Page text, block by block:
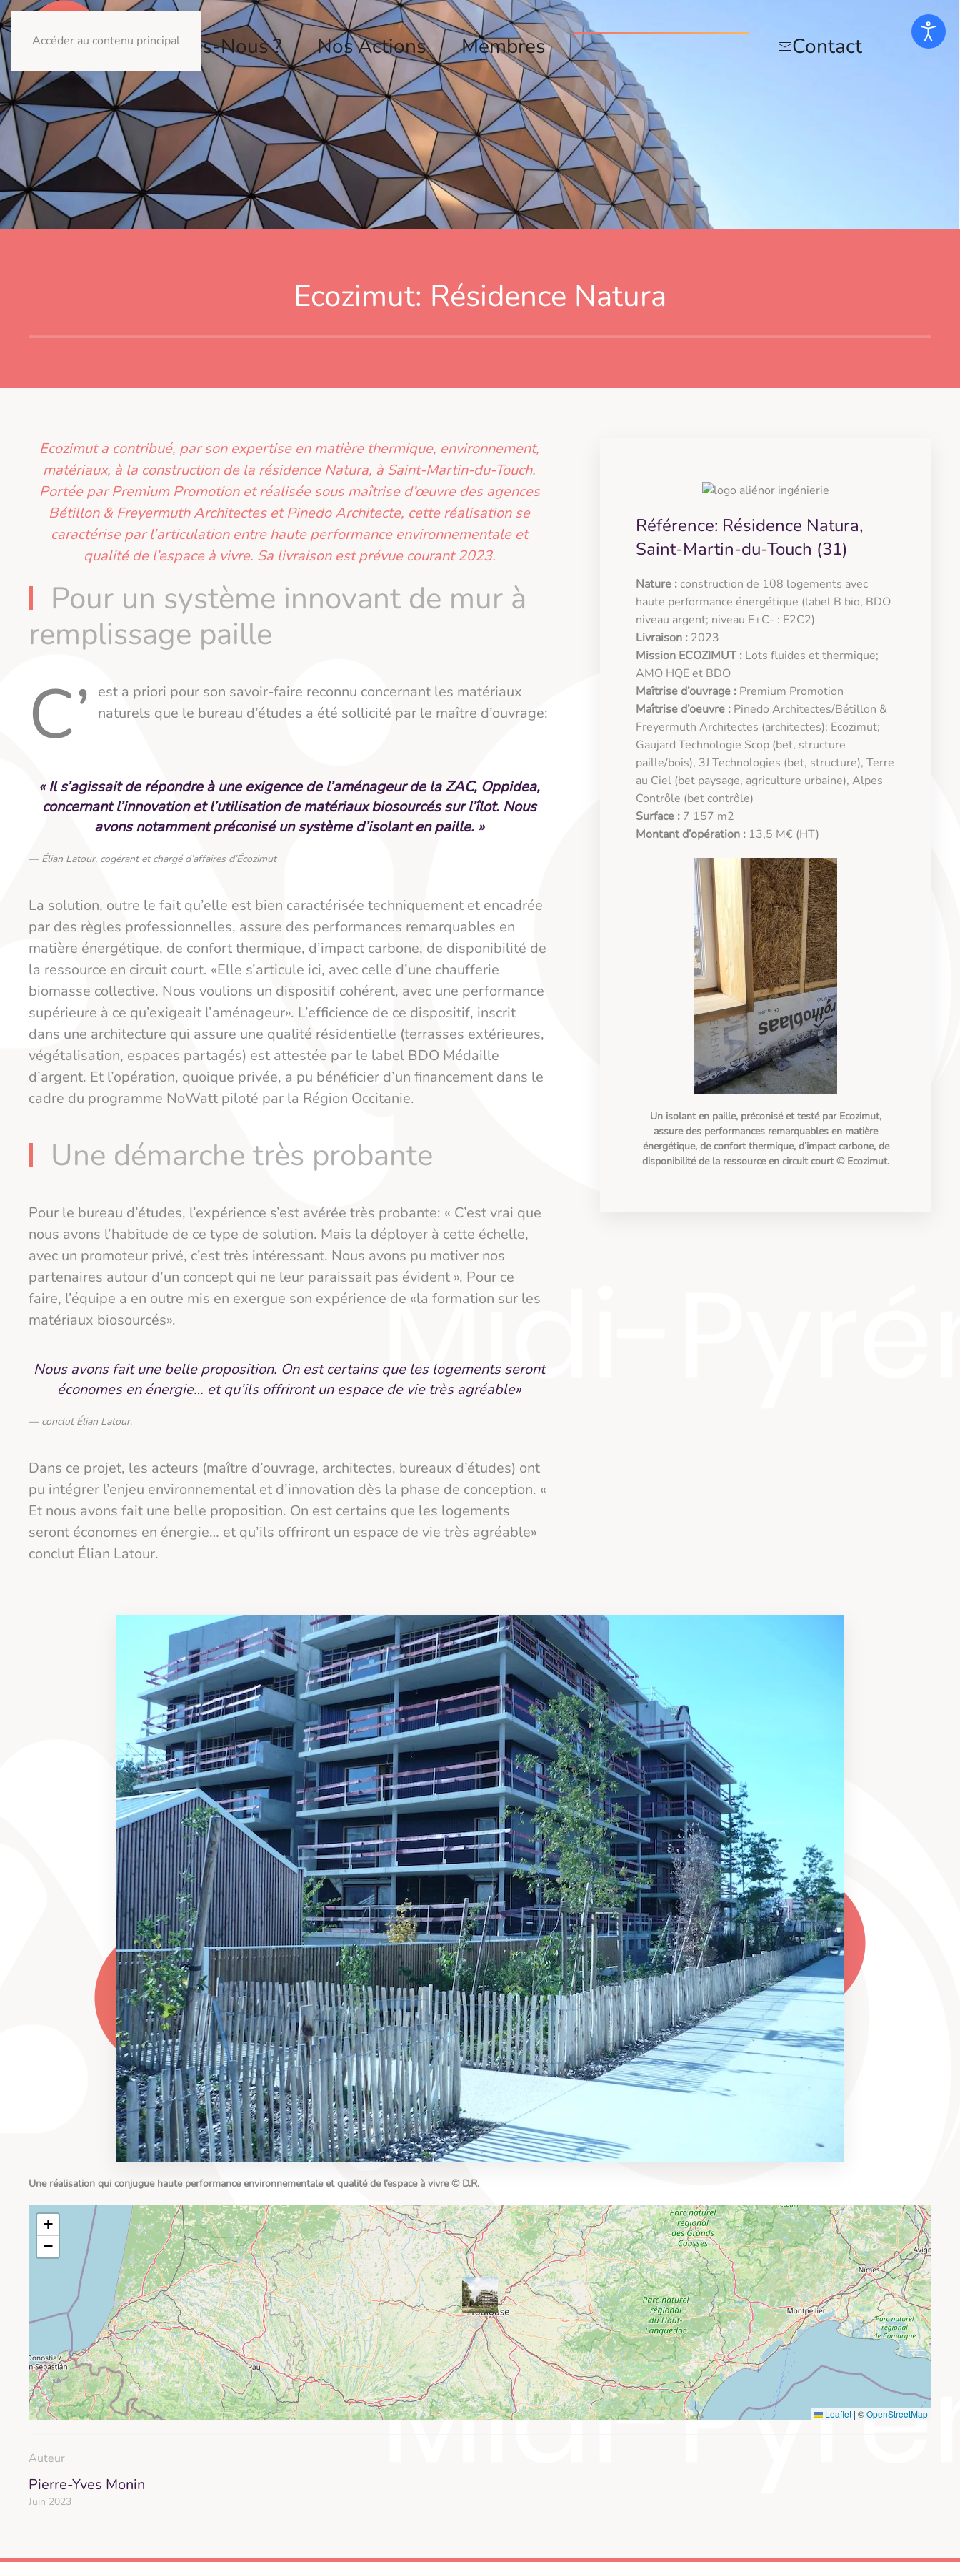
Accéder au contenu principal
Qui Sommes-Nous ? Nos Actions Membres Espace Adhérents Contact
Ecozimut: Résidence Natura
Ecozimut a contribué, par son expertise en matière thermique, environnement,
matériaux, à la construction de la résidence Natura, à Saint-Martin-du-Touch.
Portée par Premium Promotion et réalisée sous maîtrise d’œuvre des agences
Bétillon & Freyermuth Architectes et Pinedo Architecte, cette réalisation se
caractérise par l’articulation entre haute performance environnementale et
qualité de l’espace à vivre. Sa livraison est prévue courant 2023.
Pour un système innovant de mur à
remplissage paille
C’ est a priori pour son savoir-faire reconnu concernant les matériaux
naturels que le bureau d’études a été sollicité par le maître d’ouvrage:
« Il s’agissait de répondre à une exigence de l’aménageur de la ZAC, Oppidea,
concernant l’innovation et l’utilisation de matériaux biosourcés sur l’îlot. Nous
avons notamment préconisé un système d’isolant en paille. »
Élian Latour, cogérant et chargé d’affaires d’Écozimut
La solution, outre le fait qu’elle est bien caractérisée techniquement et encadrée
par des règles professionnelles, assure des performances remarquables en
matière énergétique, de confort thermique, d’impact carbone, de disponibilité de
la ressource en circuit court. «Elle s’articule ici, avec celle d’une chaufferie
biomasse collective. Nous voulions un dispositif cohérent, avec une performance
supérieure à ce qu’exigeait l’aménageur». L’efficience de ce dispositif, inscrit
dans une architecture qui assure une qualité résidentielle (terrasses extérieures,
végétalisation, espaces partagés) est attestée par le label BDO Médaille
d’argent. Et l’opération, quoique privée, a pu bénéficier d’un financement dans le
cadre du programme NoWatt piloté par la Région Occitanie.
Une démarche très probante
Pour le bureau d’études, l’expérience s’est avérée très probante: « C’est vrai que
nous avons l’habitude de ce type de solution. Mais la déployer à cette échelle,
avec un promoteur privé, c’est très intéressant. Nous avons pu motiver nos
partenaires autour d’un concept qui ne leur paraissait pas évident ». Pour ce
faire, l’équipe a en outre mis en exergue son expérience de «la formation sur les
matériaux biosourcés».
Nous avons fait une belle proposition. On est certains que les logements seront
économes en énergie… et qu’ils offriront un espace de vie très agréable»
conclut Élian Latour.
Dans ce projet, les acteurs (maître d’ouvrage, architectes, bureaux d’études) ont
pu intégrer l’enjeu environnemental et d’innovation dès la phase de conception. «
Et nous avons fait une belle proposition. On est certains que les logements
seront économes en énergie… et qu’ils offriront un espace de vie très agréable»
conclut Élian Latour.
Référence: Résidence Natura,
Saint-Martin-du-Touch (31)
Nature :construction de 108 logements avec
haute performance énergétique (label B bio, BDO
niveau argent; niveau E+C- : E2C2)
Livraison : 2023
Mission ECOZIMUT : Lots fluides et thermique;
AMO HQE et BDO
Maîtrise d’ouvrage : Premium Promotion
Maîtrise d’oeuvre : Pinedo Architectes/Bétillon &
Freyermuth Architectes (architectes); Ecozimut;
Gaujard Technologie Scop (bet, structure
paille/bois), 3J Technologies (bet, structure), Terre
au Ciel (bet paysage, agriculture urbaine), Alpes
Contrôle (bet contrôle)
Surface : 7 157 m2
Montant d’opération : 13,5 M€ (HT)
Un isolant en paille, préconisé et testé par Ecozimut,
assure des performances remarquables en matière
énergétique, de confort thermique, d’impact carbone, de
disponibilité de la ressource en circuit court © Ecozimut.
Une réalisation qui conjugue haute performance environnementale et qualité de l’espace à vivre © D.R.
+
−
Leaflet | ©OpenStreetMap
Auteur
Pierre-Yves Monin
Juin 2023